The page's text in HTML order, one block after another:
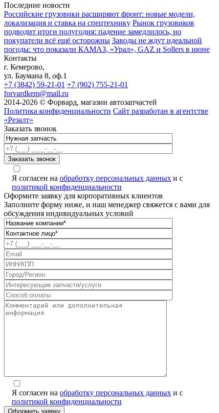
Последние новости
Российские грузовики расширяют фронт: новые модели,
локализация и ставка на спецтехнику Рынок грузовиков
подводит итоги полугодия: падение замедлилось, но
покупатели всё ещё осторожны Заводы не ждут идеальной
погоды: что показали КАМАЗ, «Урал», GAZ и Sollers в июне
Контакты
г. Кемерово,
ул. Баумана 8, оф.1
+7 (3842) 59-21-01 +7 (902) 755-21-01
forvardkem@mail.ru
2014-2026 © Форвард, магазин автозапчастей
Политика конфиденциальности Сайт разработан в агентстве
«Резалт»
Заказать звонок
Я согласен на обработку персональных данных и с
политикой конфиденциальности
Оформите заявку для корпоративных клиентов
Заполните форму ниже, и наш менеджер свяжется с вами для
обсуждения индивидуальных условий
Я согласен на обработку персональных данных и с
политикой конфиденциальности